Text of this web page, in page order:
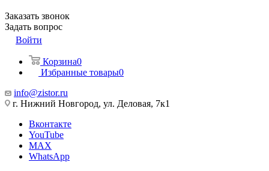
Заказать звонок
Задать вопрос
Войти
Корзина0
Избранные товары0
info@zistor.ru
г. Нижний Новгород, ул. Деловая, 7к1
Вконтакте
YouTube
MAX
WhatsApp